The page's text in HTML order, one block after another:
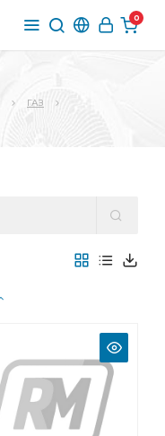
0
ГАЗ